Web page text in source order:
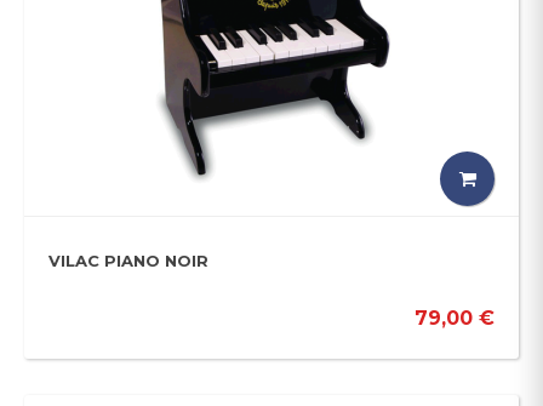
VILAC PIANO NOIR
79,00 €